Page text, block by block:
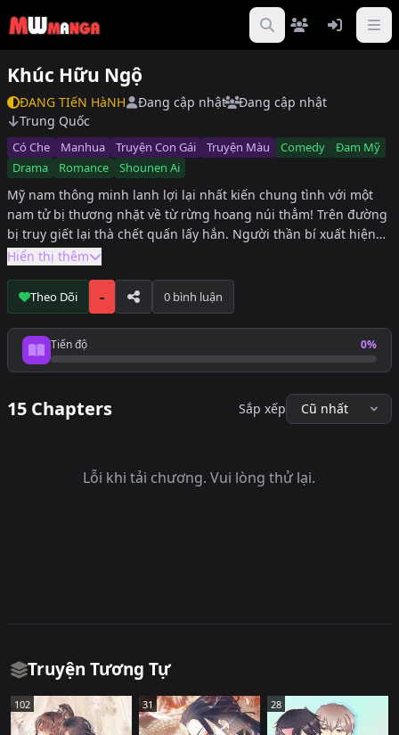
Khúc Hữu Ngộ
ĐANG TIếN HàNH Đang cập nhật
Đang cập nhật
Trung Quốc
Có Che Manhua Truyện Con Gái Truyện Màu Comedy
Đam Mỹ
Drama
Romance Shounen Ai
Mỹ nam thông minh lanh lợi lại nhất kiến chung tình với một
nam tử bị thương nhặt về từ rừng hoang núi thẳm! Trên đường
bị truy giết lại thà chết quấn lấy hắn. Người thần bí xuất hiện
vạch trần bí mật quan hệ của hai người nhưng đâu có dễ dàng
Hiển thị thêm
Theo Dõi - 0 bình luận
Tiến độ 0%
Tiến độ đọc
15 Chapters Sắp xếp
Lỗi khi tải chương. Vui lòng thử lại.
Truyện Tương Tự
102 31 28